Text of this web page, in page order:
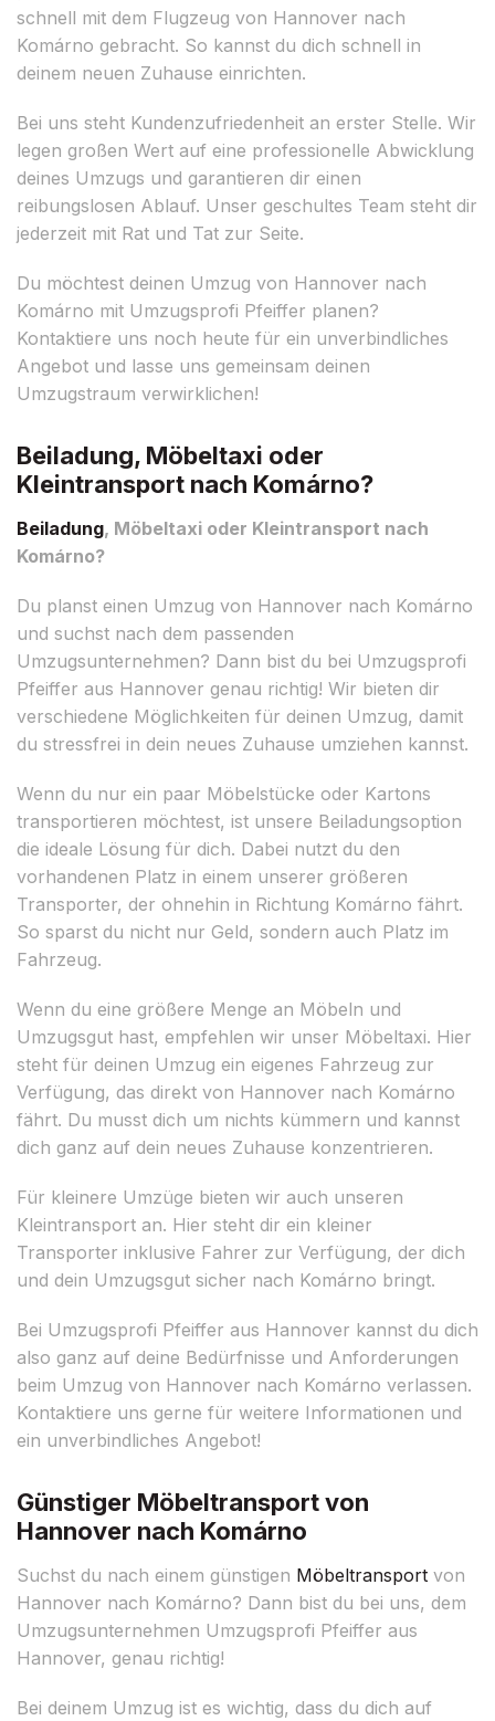
schnell mit dem Flugzeug von Hannover nach
Komárno gebracht. So kannst du dich schnell in
deinem neuen Zuhause einrichten.
Bei uns steht Kundenzufriedenheit an erster Stelle. Wir
legen großen Wert auf eine professionelle Abwicklung
deines Umzugs und garantieren dir einen
reibungslosen Ablauf. Unser geschultes Team steht dir
jederzeit mit Rat und Tat zur Seite.
Du möchtest deinen Umzug von Hannover nach
Komárno mit Umzugsprofi Pfeiffer planen?
Kontaktiere uns noch heute für ein unverbindliches
Angebot und lasse uns gemeinsam deinen
Umzugstraum verwirklichen!
Beiladung, Möbeltaxi oder
Kleintransport nach Komárno?
Beiladung, Möbeltaxi oder Kleintransport nach
Komárno?
Du planst einen Umzug von Hannover nach Komárno
und suchst nach dem passenden
Umzugsunternehmen? Dann bist du bei Umzugsprofi
Pfeiffer aus Hannover genau richtig! Wir bieten dir
verschiedene Möglichkeiten für deinen Umzug, damit
du stressfrei in dein neues Zuhause umziehen kannst.
Wenn du nur ein paar Möbelstücke oder Kartons
transportieren möchtest, ist unsere Beiladungsoption
die ideale Lösung für dich. Dabei nutzt du den
vorhandenen Platz in einem unserer größeren
Transporter, der ohnehin in Richtung Komárno fährt.
So sparst du nicht nur Geld, sondern auch Platz im
Fahrzeug.
Wenn du eine größere Menge an Möbeln und
Umzugsgut hast, empfehlen wir unser Möbeltaxi. Hier
steht für deinen Umzug ein eigenes Fahrzeug zur
Verfügung, das direkt von Hannover nach Komárno
fährt. Du musst dich um nichts kümmern und kannst
dich ganz auf dein neues Zuhause konzentrieren.
Für kleinere Umzüge bieten wir auch unseren
Kleintransport an. Hier steht dir ein kleiner
Transporter inklusive Fahrer zur Verfügung, der dich
und dein Umzugsgut sicher nach Komárno bringt.
Bei Umzugsprofi Pfeiffer aus Hannover kannst du dich
also ganz auf deine Bedürfnisse und Anforderungen
beim Umzug von Hannover nach Komárno verlassen.
Kontaktiere uns gerne für weitere Informationen und
ein unverbindliches Angebot!
Günstiger Möbeltransport von
Hannover nach Komárno
Suchst du nach einem günstigen Möbeltransport von
Hannover nach Komárno? Dann bist du bei uns, dem
Umzugsunternehmen Umzugsprofi Pfeiffer aus
Hannover, genau richtig!
Bei deinem Umzug ist es wichtig, dass du dich auf